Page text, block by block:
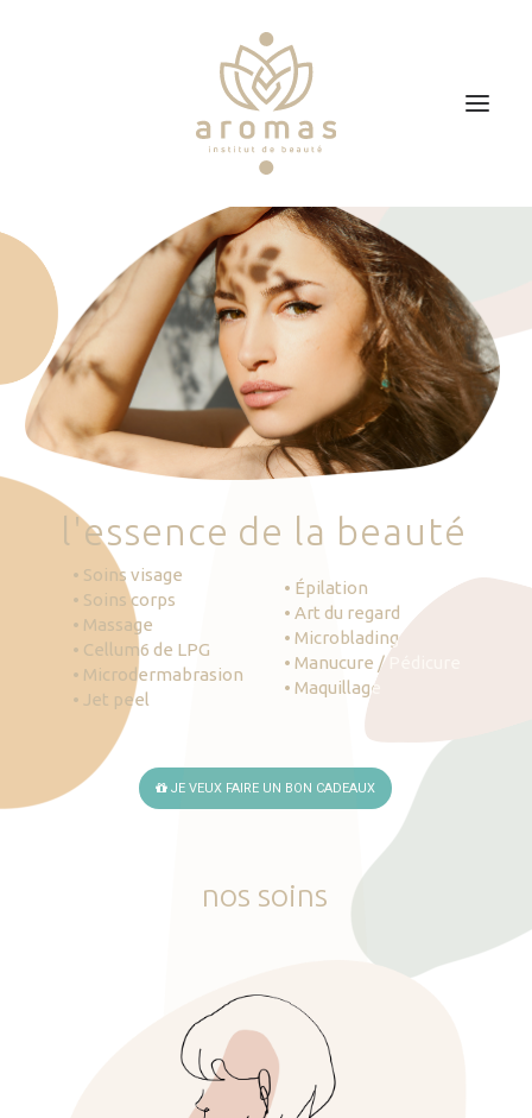
Soins
Je veux faire un bon cadeau
Plan d’accès
Prendre RDV
'essence de la beauté
• Soins visage
• Soins corps
• Massage
• Cellum6 de LPG
• Microdermabrasion
• Jet peel
• Épilation
• Art du regard
• Microblading
• Manucure / Pédicure
• Maquillage
JE VEUX FAIRE UN BON CADEAUX
nos soins